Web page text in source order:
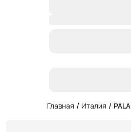
Главная / Италия /